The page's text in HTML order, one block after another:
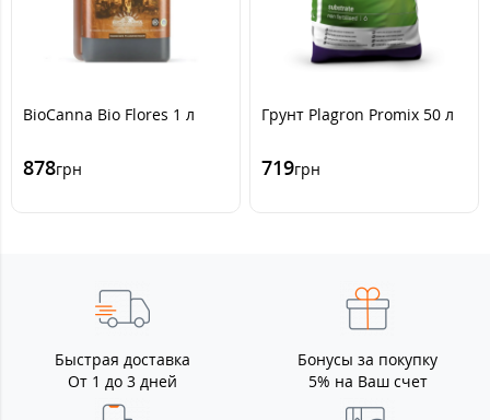
BioCanna Bio Flores 1 л
878грн
Грунт Plagron Promix 50 л
719грн
Быстрая доставка
От 1 до 3 дней
Бонусы за покупку
5% на Ваш счет